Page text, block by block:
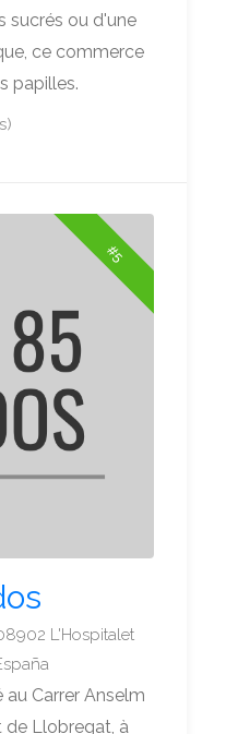
sucrés ou d'une
ce commerce
papilles.
#5
L'Hospitalet
Carrer Anselm
de Llobregat, à